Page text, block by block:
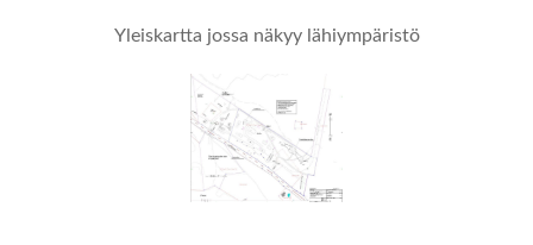
Yleiskartta jossa näkyy lähiympäristö